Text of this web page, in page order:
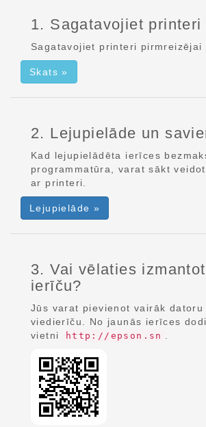
1. Sagatavojiet printeri
Sagatavojiet printeri pirmreizējai
Skats »
2. Lejupielāde un
Kad lejupielādēta ierīces
programmatūra, varat sākt
ar printeri.
Lejupielāde »
3. Vai vēlaties
ierīču?
Jūs varat pievienot vairāk datoru
viedierīču. No jaunās ierīces
vietni
http://epson.sn